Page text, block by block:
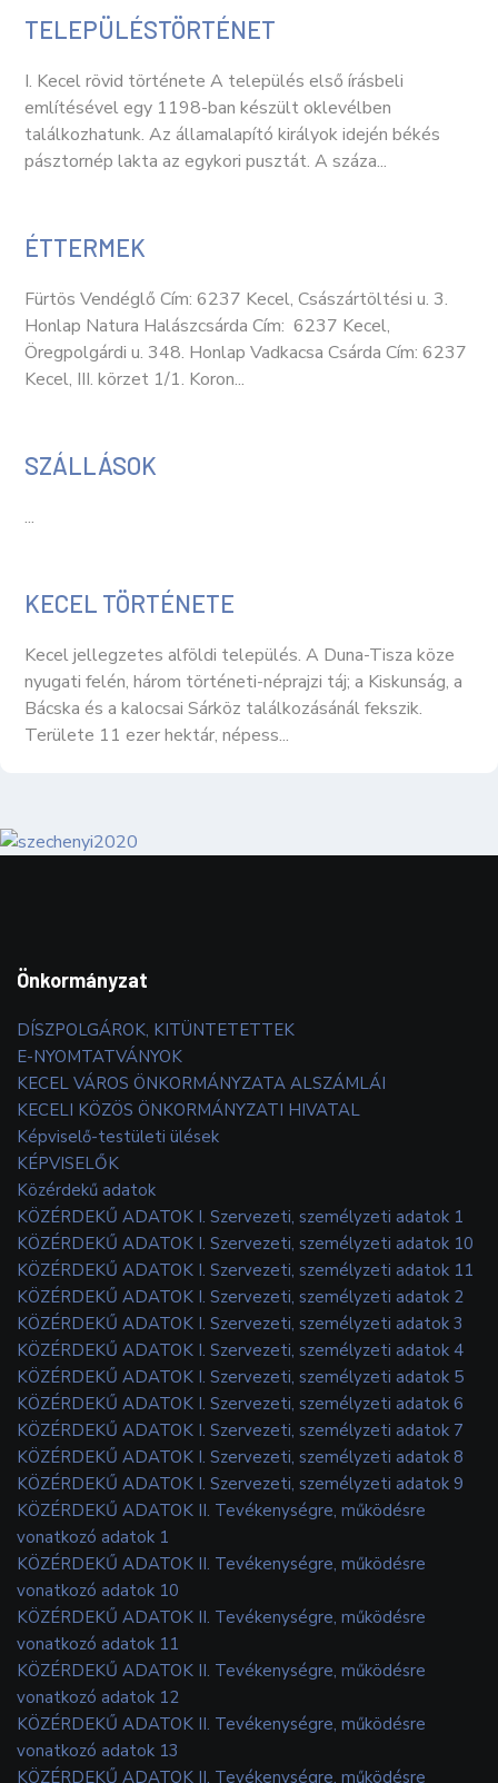
TELEPÜLÉSTÖRTÉNET
I. Kecel rövid története A település első írásbeli
említésével egy 1198-ban készült oklevélben
találkozhatunk. Az államalapító királyok idején békés
pásztornép lakta az egykori pusztát. A száza...
ÉTTERMEK
Fürtös Vendéglő Cím: 6237 Kecel, Császártöltési u. 3.
Honlap Natura Halászcsárda Cím: 6237 Kecel,
Öregpolgárdi u. 348. Honlap Vadkacsa Csárda Cím: 6237
Kecel, III. körzet 1/1. Koron...
SZÁLLÁSOK
...
KECEL TÖRTÉNETE
Kecel jellegzetes alföldi település. A Duna-Tisza köze
nyugati felén, három történeti-néprajzi táj; a Kiskunság, a
Bácska és a kalocsai Sárköz találkozásánál fekszik.
Területe 11 ezer hektár, népess...
Önkormányzat
DÍSZPOLGÁROK, KITÜNTETETTEK
E-NYOMTATVÁNYOK
KECEL VÁROS ÖNKORMÁNYZATA ALSZÁMLÁI
KECELI KÖZÖS ÖNKORMÁNYZATI HIVATAL
Képviselő-testületi ülések
KÉPVISELŐK
Közérdekű adatok
KÖZÉRDEKŰ ADATOK I. Szervezeti, személyzeti adatok 1
KÖZÉRDEKŰ ADATOK I. Szervezeti, személyzeti adatok 10
KÖZÉRDEKŰ ADATOK I. Szervezeti, személyzeti adatok 11
KÖZÉRDEKŰ ADATOK I. Szervezeti, személyzeti adatok 2
KÖZÉRDEKŰ ADATOK I. Szervezeti, személyzeti adatok 3
KÖZÉRDEKŰ ADATOK I. Szervezeti, személyzeti adatok 4
KÖZÉRDEKŰ ADATOK I. Szervezeti, személyzeti adatok 5
KÖZÉRDEKŰ ADATOK I. Szervezeti, személyzeti adatok 6
KÖZÉRDEKŰ ADATOK I. Szervezeti, személyzeti adatok 7
KÖZÉRDEKŰ ADATOK I. Szervezeti, személyzeti adatok 8
KÖZÉRDEKŰ ADATOK I. Szervezeti, személyzeti adatok 9
KÖZÉRDEKŰ ADATOK II. Tevékenységre, működésre
vonatkozó adatok 1
KÖZÉRDEKŰ ADATOK II. Tevékenységre, működésre
vonatkozó adatok 10
KÖZÉRDEKŰ ADATOK II. Tevékenységre, működésre
vonatkozó adatok 11
KÖZÉRDEKŰ ADATOK II. Tevékenységre, működésre
vonatkozó adatok 12
KÖZÉRDEKŰ ADATOK II. Tevékenységre, működésre
vonatkozó adatok 13
KÖZÉRDEKŰ ADATOK II. Tevékenységre, működésre